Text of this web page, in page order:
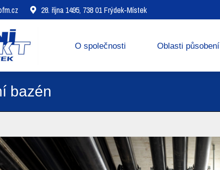
28. října 1495, 738 01 Frýdek-Místek
O společnosti Oblasti působení
bazén
Oblasti působení